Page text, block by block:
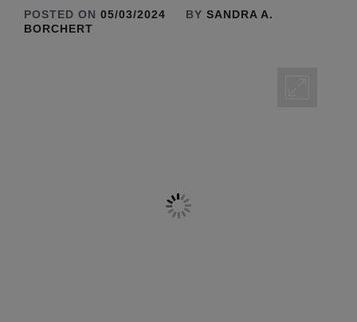
POSTED ON 05/03/2024 BY SANDRA A.
BORCHERT